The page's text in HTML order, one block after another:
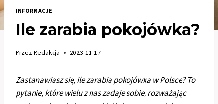
INFORMACJE
Ile zarabia pokojówka?
PrzezRedakcja 2023-11-17
Zastanawiasz się, ile zarabia pokojówka w Polsce? To
pytanie, które wielu z nas zadaje sobie, rozważając